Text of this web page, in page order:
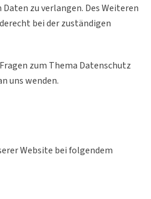
zu verlangen. Des Weiteren
bei der zuständigen
zum Thema Datenschutz
uns wenden.
Website bei folgendem